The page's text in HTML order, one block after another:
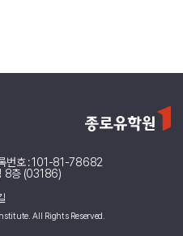
번호 : 101-81-78682
8층 (03186)
All Rights Reserved.